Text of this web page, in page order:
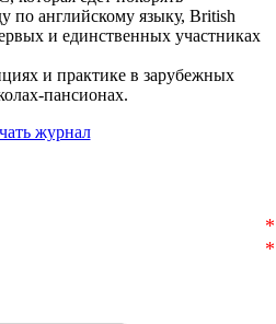
по английскому языку, British
и единственных участниках
и практике в зарубежных
пансионах.
журнал